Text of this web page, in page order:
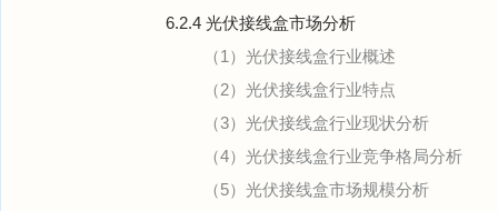
6.2.4 光伏接线盒市场分析
（1）光伏接线盒行业概述
（2）光伏接线盒行业特点
（3）光伏接线盒行业现状分析
（4）光伏接线盒行业竞争格局分析
（5）光伏接线盒市场规模分析